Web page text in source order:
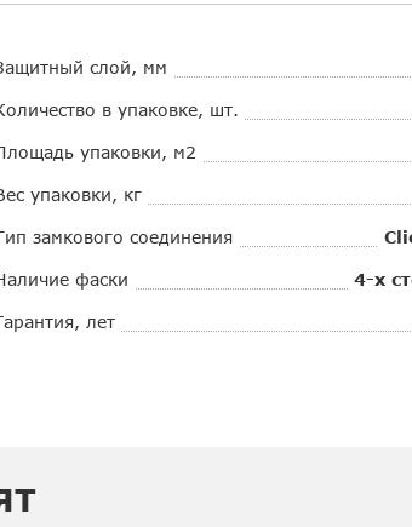
слой, мм
в упаковке, шт.
упаковки, м2
упаковки, кг
замкового соединения
фаски 4-х
лет